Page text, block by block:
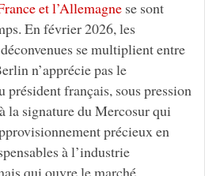
et l’Allemagnese sont
En février 2026, les
se multiplient entre
n’apprécie pas le
président français, sous pression
la signature du Mercosur qui
précieux en
à l’industrie